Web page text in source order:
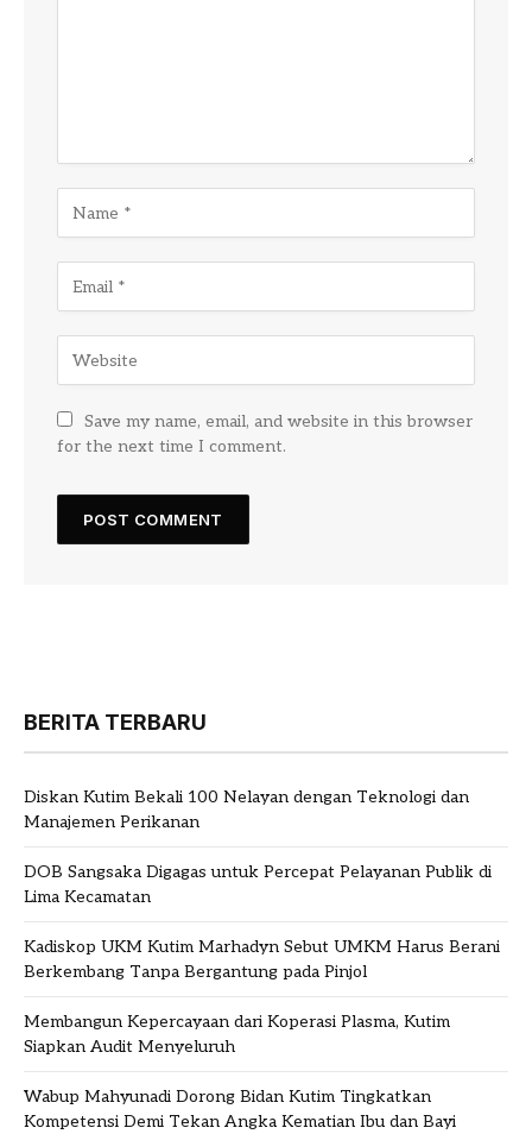
Save my name, email, and website in this browser
for the next time I comment.
BERITA TERBARU
Diskan Kutim Bekali 100 Nelayan dengan Teknologi dan
Manajemen Perikanan
DOB Sangsaka Digagas untuk Percepat Pelayanan Publik di
Lima Kecamatan
Kadiskop UKM Kutim Marhadyn Sebut UMKM Harus Berani
Berkembang Tanpa Bergantung pada Pinjol
Membangun Kepercayaan dari Koperasi Plasma, Kutim
Siapkan Audit Menyeluruh
Wabup Mahyunadi Dorong Bidan Kutim Tingkatkan
Kompetensi Demi Tekan Angka Kematian Ibu dan Bayi